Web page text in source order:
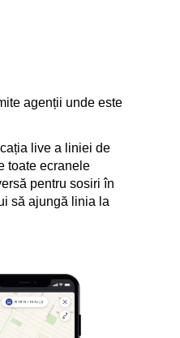
agenții unde este
live a liniei de
toate ecranele
pentru sosiri în
să ajungă linia la